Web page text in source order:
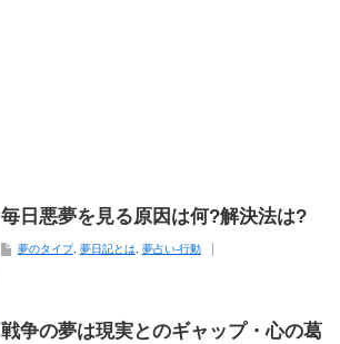
毎日悪夢を見る原因は何?解決法は?
夢のタイプ, 夢日記とは, 夢占い-行動
戦争の夢は現実とのギャップ・心の葛